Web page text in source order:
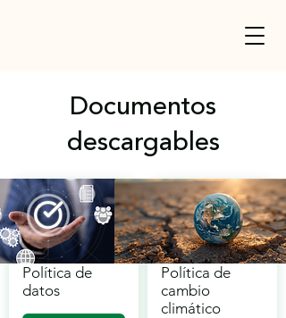
Documentos
descargables
Política de
datos
Política de
cambio
climático